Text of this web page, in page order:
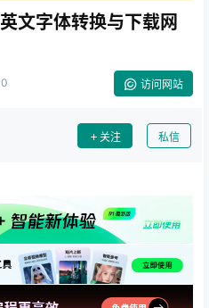
文字体转换与下载网
0 访问网站
关注 私信